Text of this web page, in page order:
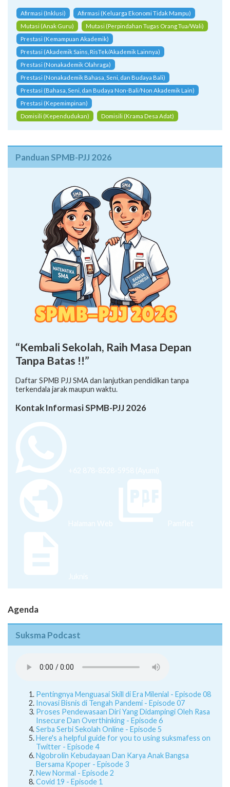
Afirmasi (Inklusi)
Afirmasi (Keluarga Ekonomi Tidak Mampu)
Mutasi (Anak Guru)
Mutasi (Perpindahan Tugas Orang Tua/Wali)
Prestasi (Kemampuan Akademik)
Prestasi (Akademik Sains, RisTek/Akademik Lainnya)
Prestasi (Nonakademik Olahraga)
Prestasi (Nonakademik Bahasa, Seni, dan Budaya Bali)
Prestasi (Bahasa, Seni, dan Budaya Non-Bali/Non Akademik Lain)
Prestasi (Kepemimpinan)
Domisili (Kependudukan)
Domisili (Krama Desa Adat)
Panduan SPMB-PJJ 2026
“Kembali Sekolah, Raih Masa Depan
Tanpa Batas !!”
Daftar SPMB PJJ SMA dan lanjutkan pendidikan tanpa
terkendala jarak maupun waktu.
Kontak Informasi SPMB-PJJ 2026
+62 878-8528-5958 (Ayumi)
Halaman Web Pamflet
Juknis
Agenda
Suksma Podcast
Pentingnya Menguasai Skill di Era Milenial - Episode 08
Inovasi Bisnis di Tengah Pandemi - Episode 07
Proses Pendewasaan Diri Yang Didampingi Oleh Rasa
Insecure Dan Overthinking - Episode 6
Serba Serbi Sekolah Online - Episode 5
Here's a helpful guide for you to using suksmafess on
Twitter - Episode 4
Ngobrolin Kebudayaan Dan Karya Anak Bangsa
Bersama Kpoper - Episode 3
New Normal - Episode 2
Covid 19 - Episode 1